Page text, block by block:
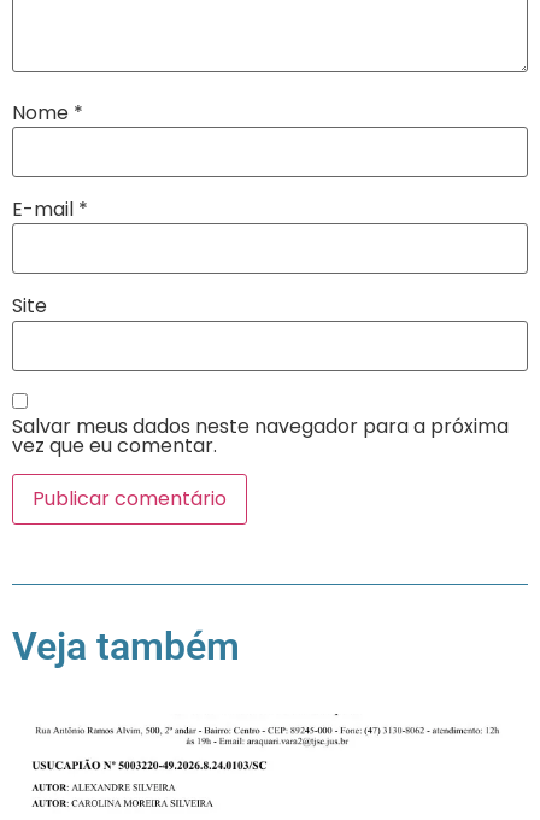
Nome *
E-mail *
Site
Salvar meus dados neste navegador para a próxima
vez que eu comentar.
Veja também